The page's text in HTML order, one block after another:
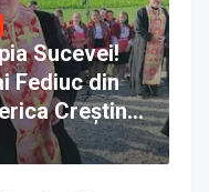
Sucevei!
Fediuc din
Creștină
anunță
canonică